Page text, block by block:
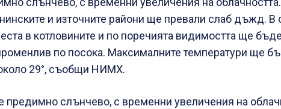
и източните райони ще превали слаб дъжд. В
в котловините и по поречията видимостта ще
по посока. Максималните температури ще
29°, съобщи НИМХ.
предимно слънчево, с временни увеличения на